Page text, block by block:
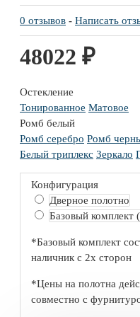
0 отзывов - Написать
48022 ₽
Остекление
Тонированное Матовое
Ромб белый
Ромб серебро Ромб
Белый триплекс Зеркало
Конфигурация
Дверное полотно
Базовый комплект
*Базовый комплект
наличник с 2х сторон
*Цены на полотна
совместно с